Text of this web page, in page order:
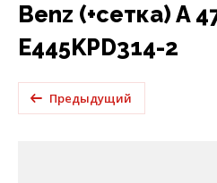
Benz (+сетка) A
E445KPD314-2
Предыдущий